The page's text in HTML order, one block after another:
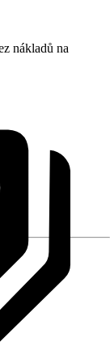
nákladů na